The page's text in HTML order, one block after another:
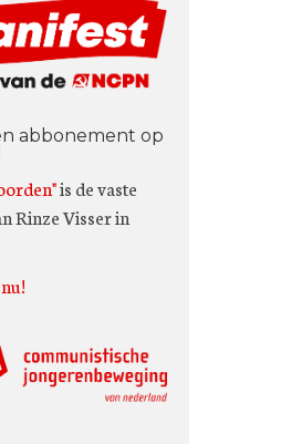
abbonement op
is de vaste
Rinze Visser in